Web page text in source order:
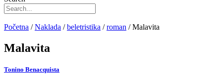
Početna /Naklada /beletristika /roman / Malavita
Malavita
Tonino Benacquista